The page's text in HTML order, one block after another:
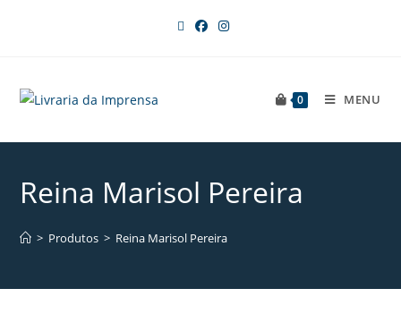
0 MENU
Reina Marisol Pereira
> Produtos > Reina Marisol Pereira